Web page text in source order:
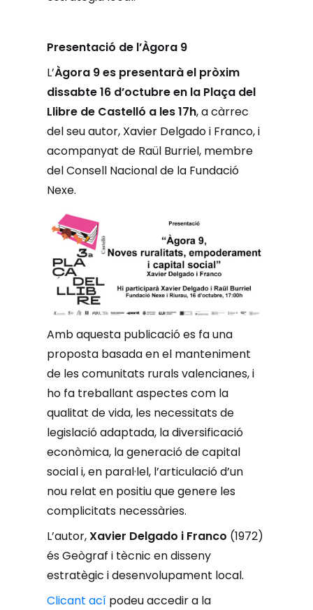
Presentació de l’Àgora 9
L’Àgora 9 es presentarà el pròxim
dissabte 16 d’octubre en la Plaça del
Llibre de Castelló a les 17h, a càrrec
del seu autor, Xavier Delgado i Franco, i
acompanyat de Raül Burriel, membre
del Consell Nacional de la Fundació
Nexe.
Amb aquesta publicació es fa una
proposta basada en el manteniment
de les comunitats rurals valencianes, i
ho fa treballant aspectes com la
qualitat de vida, les necessitats de
legislació adaptada, la diversificació
econòmica, la generació de capital
social i, en paral·lel, l’articulació d’un
nou relat en positiu que genere les
complicitats necessàries.
L’autor,Xavier Delgado i Franco (1972)
és Geògraf i tècnic en disseny
estratègic i desenvolupament local.
Clicant ací podeu accedir a la